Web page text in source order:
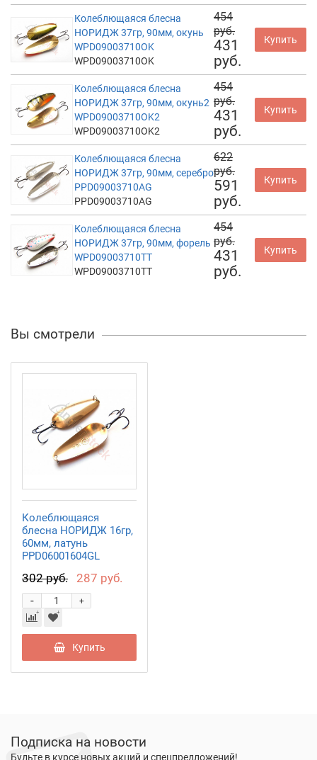
Колеблющаяся блесна
НОРИДЖ 37гр, 90мм, окунь
WPD09003710OK
WPD09003710OK
454
руб.
431
руб.
Купить
Колеблющаяся блесна
НОРИДЖ 37гр, 90мм, окунь2
WPD09003710OK2
WPD09003710OK2
454
руб.
431
руб.
Купить
Колеблющаяся блесна
НОРИДЖ 37гр, 90мм, серебро
PPD09003710AG
PPD09003710AG
622
руб.
591
руб.
Купить
Колеблющаяся блесна
НОРИДЖ 37гр, 90мм, форель
WPD09003710TT
WPD09003710TT
454
руб.
431
руб.
Купить
Вы смотрели
Колеблющаяся
блесна НОРИДЖ 16гр,
60мм, латунь
PPD06001604GL
302 руб. 287 руб.
+
-
Купить
Подписка на новости
Будьте в курсе новых акций и спецпредложений!